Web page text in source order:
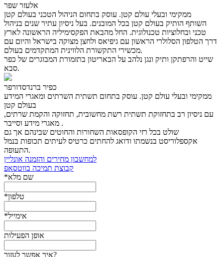
אלעזר שפר
ממקימי ובעלי עולם קטן. עוסק בתחום הניהול הטכני בעולם קטן
השותף הותיק בעולם קטן בכל המובנים. בעל ניסיון עתיר שנים בניהול
טכני ובחלוציות טכנולוגית. החל מהבאת הפקסימיליה הראשונה לארץ
דרך הטלפון הסלולרי הראשון עם גיפיאס ולחצן מצוקה בישראל והיום עם
מכשירי התקשורת הלווינית המתקדמים בעולם.
שייט והרפתקן ותיק ונגן נלהב על הבאריטון בתזמורת המבוגרים של כפר
סבא.
כפיר ברנדסדורפר
ממקימי ובעלי עולם קטן. עוסק בתחום תשתית השרתים ומאגרי המידע
בעולם קטן
עם ניסיון רב בתחזוקת תשתית רשת מחשובית, תחזוקה והקמת שרתים,
מאגרי מידע וסייבר .
שולט בכל רזי הקופסאות השחורות והחוטים שבינהם אך גם
אקספלוריסט בנשמתו ודואג להחתים כרטיס לעיתים תכופות בנמל
התעופה.
למחשבון מחירים והזמנה אונליין
קבוצת תמיכה בווטסאפ
*שם מלא
*טלפון
*אימייל
אופן הפעילות
איך אפשר לעזור?